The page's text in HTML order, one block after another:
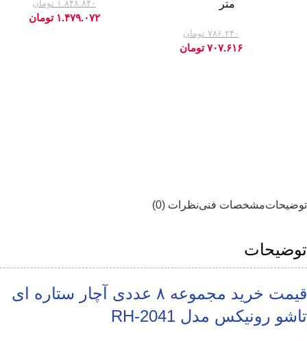
متر
۷۸۶.۲۴۰ تومان
۷۰۷.۶۱۶ تومان
۱.۸۴۸.۸۴۰ تومان
۱.۴۷۹.۰۷۲ تومان
توضیحاتمشخصات فنینظرات (0)
توضیحات
قیمت خرید مجموعه ۸ عددی آچار ستاره ای
تاشو رونیکس مدل RH-2041